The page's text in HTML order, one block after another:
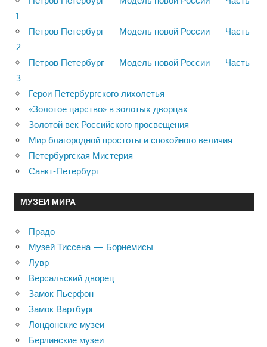
1
Петров Петербург — Модель новой России — Часть
2
Петров Петербург — Модель новой России — Часть
3
Герои Петербургского лихолетья
«Золотое царство» в золотых дворцах
Золотой век Российского просвещения
Мир благородной простоты и спокойного величия
Петербургская Мистерия
Санкт-Петербург
МУЗЕИ МИРА
Прадо
Музей Тиссена — Борнемисы
Лувр
Версальский дворец
Замок Пьерфон
Замок Вартбург
Лондонские музеи
Берлинские музеи